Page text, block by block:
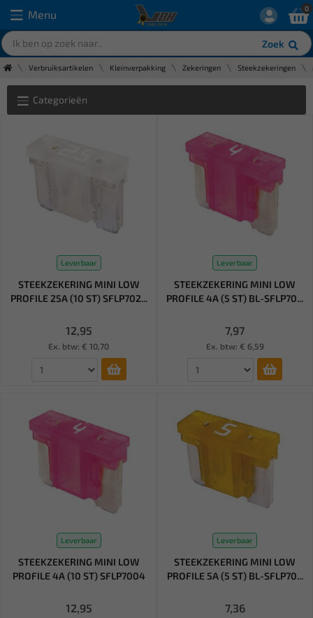
Menu
Zoek
0
Verbruiksartikelen Kleinverpakking Zekeringen Steekzekeringen
Categorieën
Leverbaar
STEEKZEKERING MINI LOW
PROFILE 25A (10 ST) SFLP702...
12,95
Ex. btw: € 10,70
Leverbaar
STEEKZEKERING MINI LOW
PROFILE 4A (5 ST) BL-SFLP70...
7,97
Ex. btw: € 6,59
Leverbaar
STEEKZEKERING MINI LOW
PROFILE 4A (10 ST) SFLP7004
12,95
Leverbaar
STEEKZEKERING MINI LOW
PROFILE 5A (5 ST) BL-SFLP70...
7,36